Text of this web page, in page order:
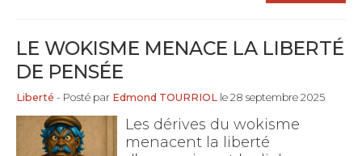
LE WOKISME MENACE LA LIBERTÉ
DE PENSÉE
Liberté - Posté par Edmond TOURRIOL le 28 septembre 2025
Les dérives du wokisme
menacent la liberté